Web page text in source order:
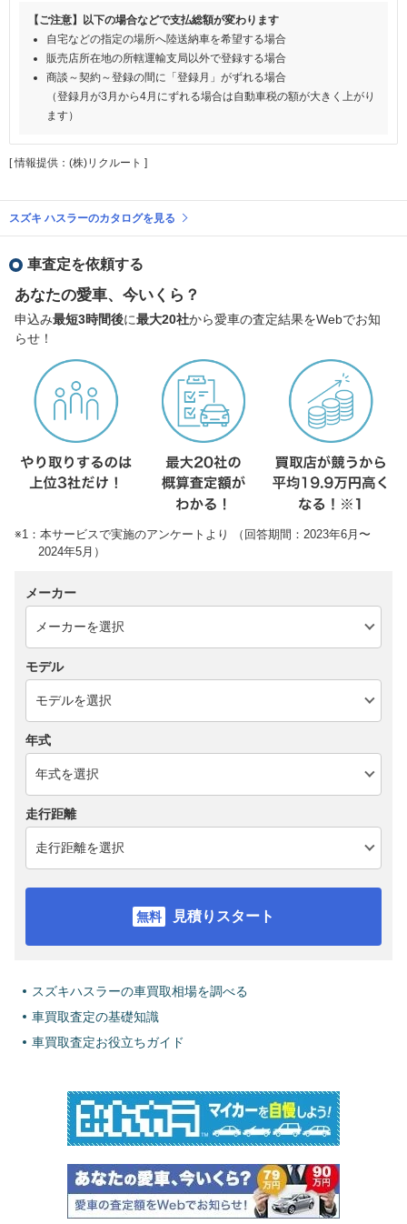
【ご注意】以下の場合などで支払総額が変わります
自宅などの指定の場所へ陸送納車を希望する場合
販売店所在地の所轄運輸支局以外で登録する場合
商談～契約～登録の間に「登録月」がずれる場合
（登録月が3月から4月にずれる場合は自動車税の額が大きく上がり
ます）
[ 情報提供：(株)リクルート ]
スズキ ハスラーのカタログを見る
車査定を依頼する
あなたの愛車、今いくら？
申込み最短3時間後に最大20社から愛車の査定結果をWebでお知
らせ！
※1：本サービスで実施のアンケートより （回答期間：2023年6月〜
2024年5月）
メーカー
モデル
年式
走行距離
見積りスタート
スズキハスラーの車買取相場を調べる
車買取査定の基礎知識
車買取査定お役立ちガイド